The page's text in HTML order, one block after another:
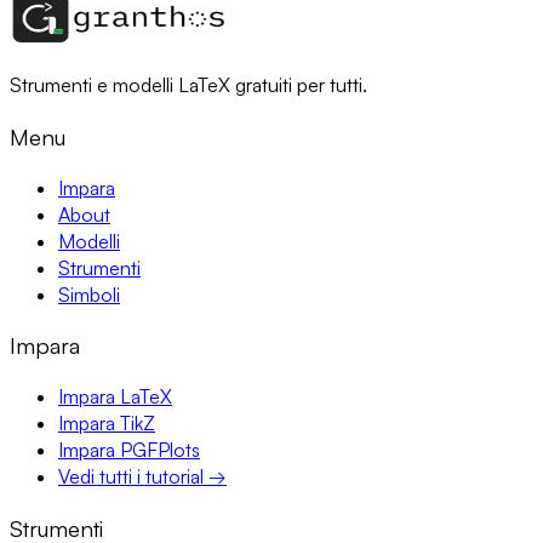
Strumenti e modelli LaTeX gratuiti per tutti.
Menu
Impara
About
Modelli
Strumenti
Simboli
Impara
Impara LaTeX
Impara TikZ
Impara PGFPlots
Vedi tutti i tutorial →
Strumenti